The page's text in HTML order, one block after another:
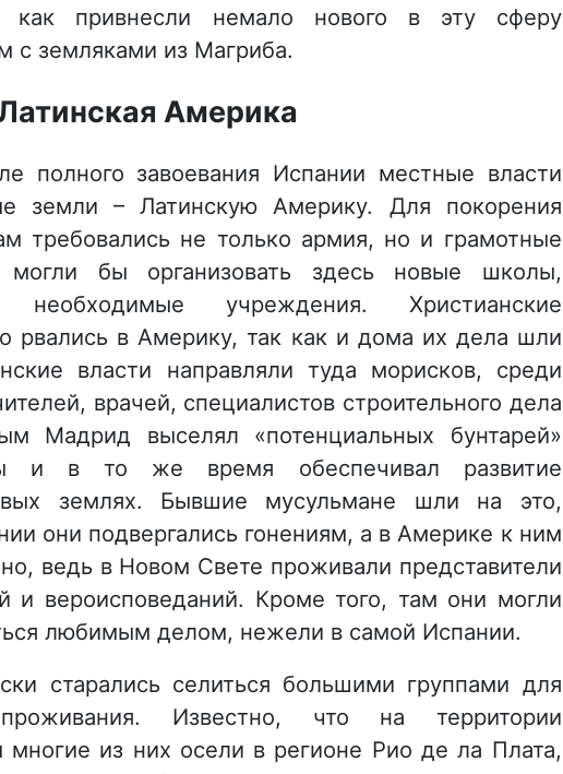
как привнесли немало нового в эту сферу
с земляками из Магриба.
Америка
полного завоевания Испании местные власти
земли – Латинскую Америку. Для покорения
требовались не только армия, но и грамотные
могли бы организовать здесь новые школы,
учреждения. Христианские
рвались в Америку, так как и дома их дела шли
власти направляли туда морисков, среди
врачей, специалистов строительного дела
Мадрид выселял «потенциальных бунтарей»
и в то же время обеспечивал развитие
землях. Бывшие мусульмане шли на это,
они подвергались гонениям, а в Америке к ним
ведь в Новом Свете проживали представители
и вероисповеданий. Кроме того, там они могли
любимым делом, нежели в самой Испании.
старались селиться большими группами для
Известно, что на территории
многие из них осели в регионе Рио де ла Плата,